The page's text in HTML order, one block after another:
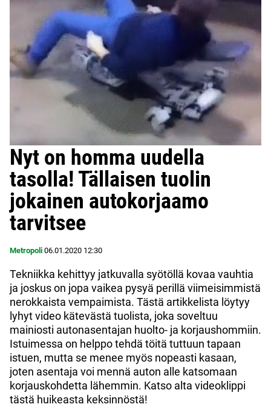
Nyt on homma uudella
tasolla! Tällaisen tuolin
jokainen autokorjaamo
tarvitsee
Metropoli 06.01.2020 12:30
Tekniikka kehittyy jatkuvalla syötöllä kovaa vauhtia
ja joskus on jopa vaikea pysyä perillä viimeisimmistä
nerokkaista vempaimista. Tästä artikkelista löytyy
lyhyt video kätevästä tuolista, joka soveltuu
mainiosti autonasentajan huolto- ja korjaushommiin.
Istuimessa on helppo tehdä töitä tuttuun tapaan
istuen, mutta se menee myös nopeasti kasaan,
joten asentaja voi mennä auton alle katsomaan
korjauskohdetta lähemmin. Katso alta videoklippi
tästä huikeasta keksinnöstä!